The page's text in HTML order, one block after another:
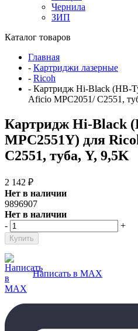
Чернила
ЗИП
Каталог товаров
Главная
- Картриджи лазерные
- Ricoh
- Картридж Hi-Black (HB-
Aficio MPC2051/ C2551,
Картридж Hi-Black
MPC2551Y) для
C2551, туба, Y, 9,5K
2 142 ₽
Нет в наличии
9896907
Нет в наличии
-
+
Написать в MAX